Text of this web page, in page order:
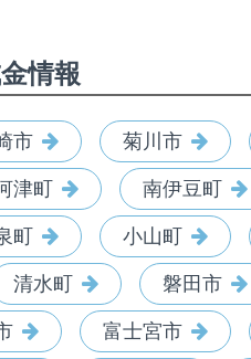
情報
市 菊川市
津町 南伊豆町
町 小山町
清水町 磐田市
富士宮市